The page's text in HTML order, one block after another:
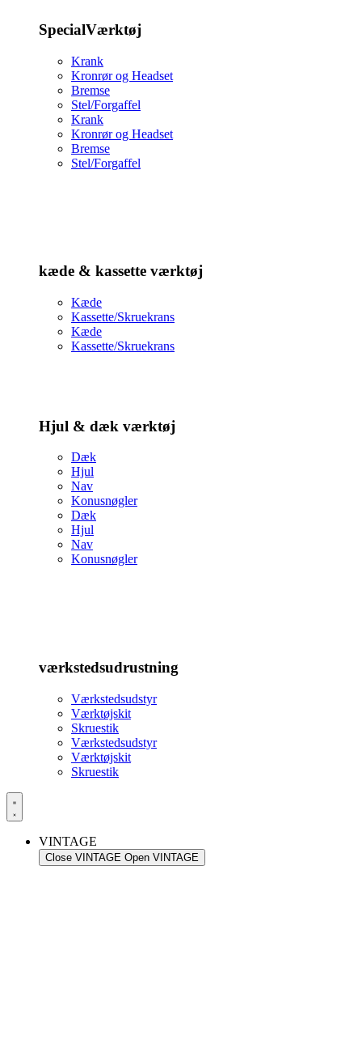
SpecialVærktøj
Krank
Kronrør og Headset
Bremse
Stel/Forgaffel
Krank
Kronrør og Headset
Bremse
Stel/Forgaffel
kæde & kassette værktøj
Kæde
Kassette/Skruekrans
Kæde
Kassette/Skruekrans
Hjul & dæk værktøj
Dæk
Hjul
Nav
Konusnøgler
Dæk
Hjul
Nav
Konusnøgler
værkstedsudrustning
Værkstedsudstyr
Værktøjskit
Skruestik
Værkstedsudstyr
Værktøjskit
Skruestik
VINTAGE
Close VINTAGE Open VINTAGE